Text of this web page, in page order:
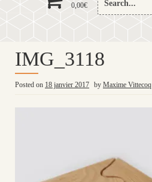
0,00€
for:
IMG_3118
Posted on 18 janvier 2017 by Maxime Vittecoq